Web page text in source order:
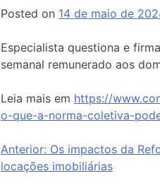
Posted on 14 de maio de
Especialista questiona e
semanal remunerado aos
Leia mais em https://
o-que-a-norma-coletiva-
Anterior: Os impactos da
locações imobiliárias